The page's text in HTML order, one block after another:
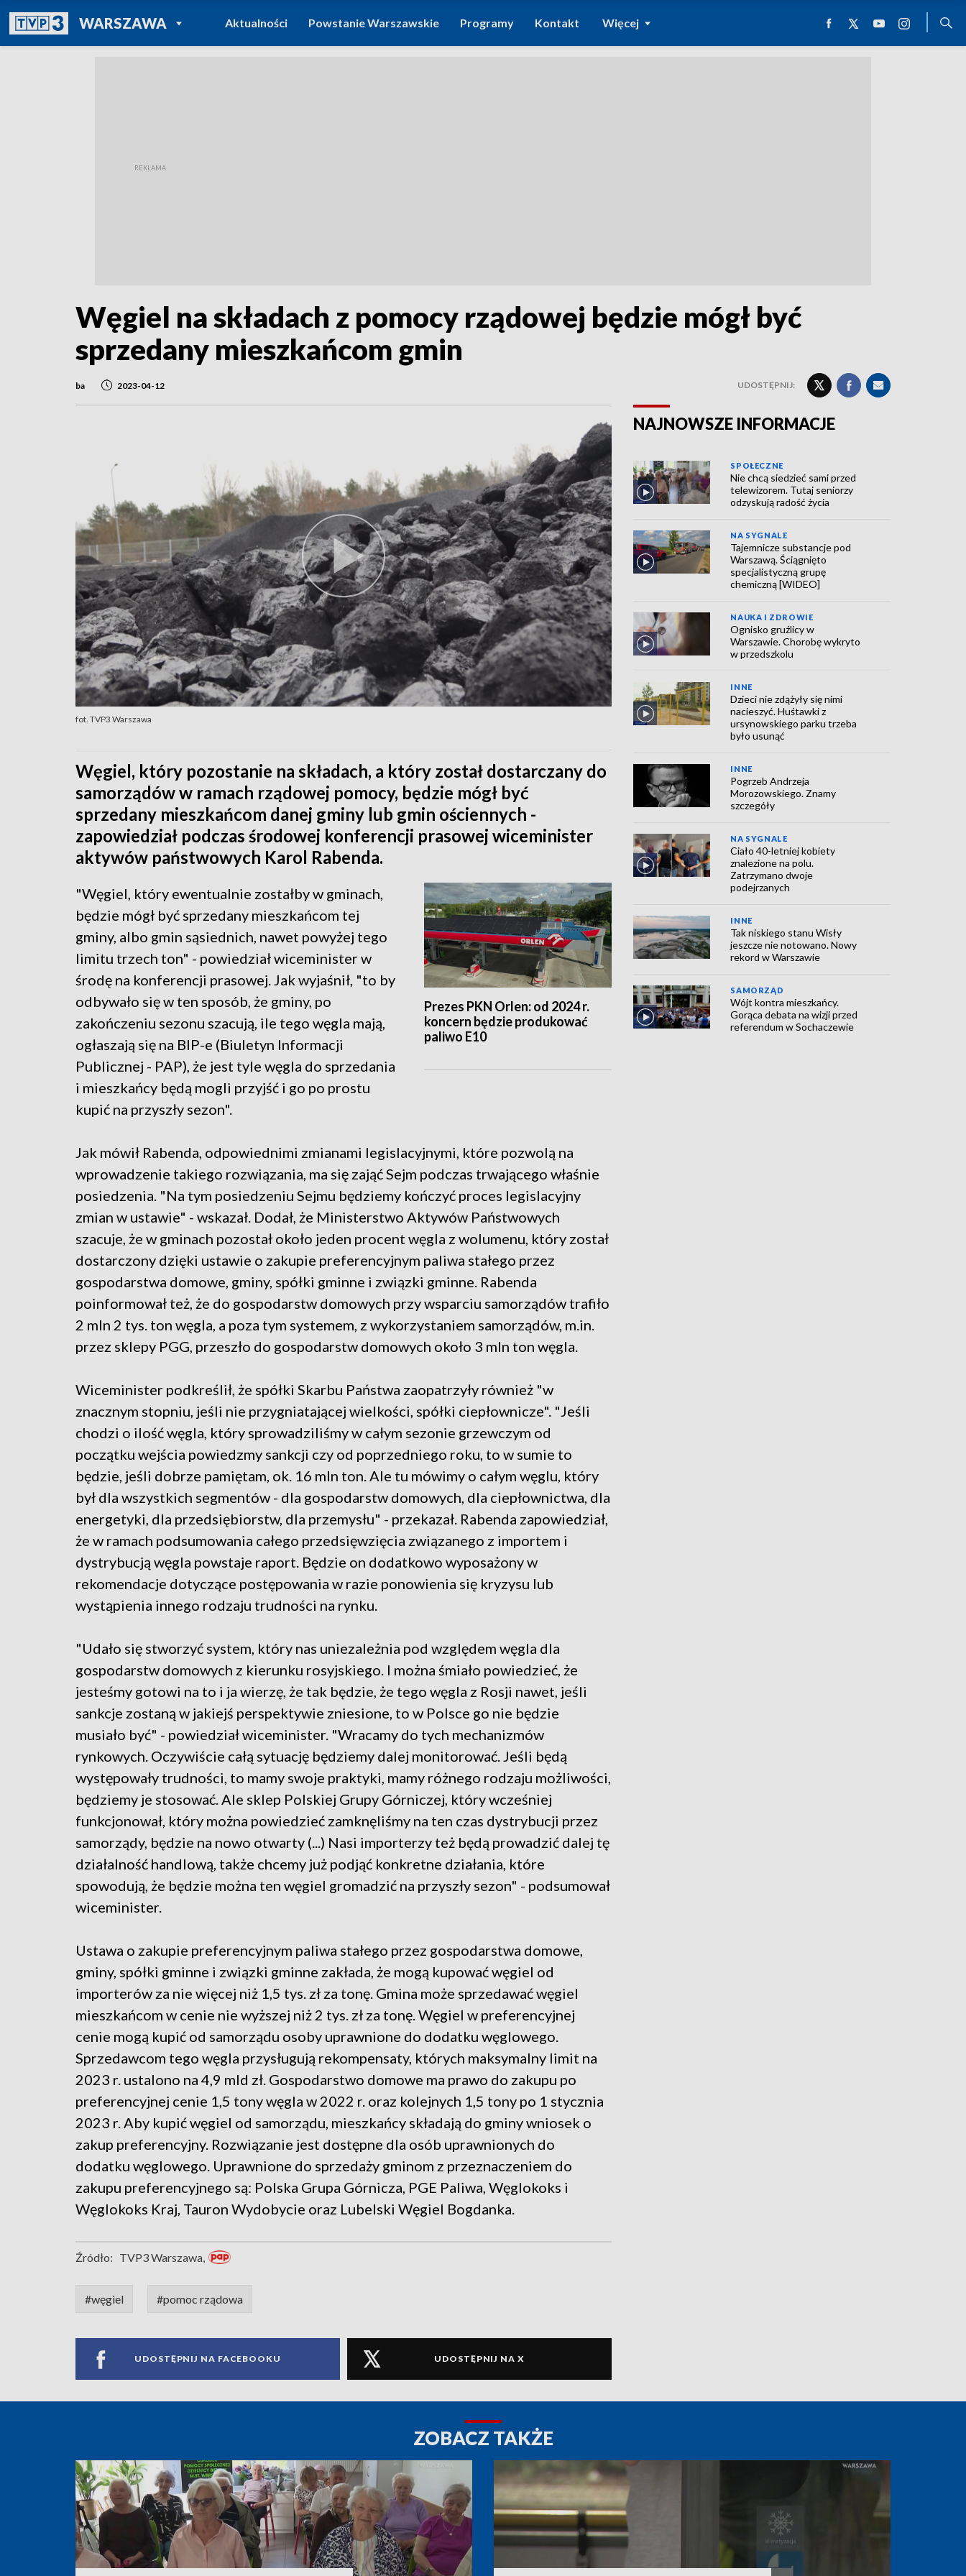
WARSZAWAPOWRÓT DO
TVP REGIONY
Aktualności Powstanie Warszawskie Programy Kontakt Więcej
Węgiel na składach z pomocy rządowej będzie mógł być
sprzedany mieszkańcom gmin
ba 2023-04-12 UDOSTĘPNIJ:
fot. TVP3 Warszawa
Węgiel, który pozostanie na składach, a który został dostarczany do
samorządów w ramach rządowej pomocy, będzie mógł być
sprzedany mieszkańcom danej gminy lub gmin ościennych -
zapowiedział podczas środowej konferencji prasowej wiceminister
aktywów państwowych Karol Rabenda.
Prezes PKN Orlen: od 2024 r.
koncern będzie produkować
paliwo E10
"Węgiel, który ewentualnie zostałby w gminach,
będzie mógł być sprzedany mieszkańcom tej
gminy, albo gmin sąsiednich, nawet powyżej tego
limitu trzech ton" - powiedział wiceminister w
środę na konferencji prasowej. Jak wyjaśnił, "to by
odbywało się w ten sposób, że gminy, po
zakończeniu sezonu szacują, ile tego węgla mają,
ogłaszają się na BIP-e (Biuletyn Informacji
Publicznej - PAP), że jest tyle węgla do sprzedania
i mieszkańcy będą mogli przyjść i go po prostu
kupić na przyszły sezon".
Jak mówił Rabenda, odpowiednimi zmianami legislacyjnymi, które pozwolą na
wprowadzenie takiego rozwiązania, ma się zająć Sejm podczas trwającego właśnie
posiedzenia. "Na tym posiedzeniu Sejmu będziemy kończyć proces legislacyjny
zmian w ustawie" - wskazał. Dodał, że Ministerstwo Aktywów Państwowych
szacuje, że w gminach pozostał około jeden procent węgla z wolumenu, który został
dostarczony dzięki ustawie o zakupie preferencyjnym paliwa stałego przez
gospodarstwa domowe, gminy, spółki gminne i związki gminne. Rabenda
poinformował też, że do gospodarstw domowych przy wsparciu samorządów trafiło
2 mln 2 tys. ton węgla, a poza tym systemem, z wykorzystaniem samorządów, m.in.
przez sklepy PGG, przeszło do gospodarstw domowych około 3 mln ton węgla.
Wiceminister podkreślił, że spółki Skarbu Państwa zaopatrzyły również "w
znacznym stopniu, jeśli nie przygniatającej wielkości, spółki ciepłownicze". "Jeśli
chodzi o ilość węgla, który sprowadziliśmy w całym sezonie grzewczym od
początku wejścia powiedzmy sankcji czy od poprzedniego roku, to w sumie to
będzie, jeśli dobrze pamiętam, ok. 16 mln ton. Ale tu mówimy o całym węglu, który
był dla wszystkich segmentów - dla gospodarstw domowych, dla ciepłownictwa, dla
energetyki, dla przedsiębiorstw, dla przemysłu" - przekazał. Rabenda zapowiedział,
że w ramach podsumowania całego przedsięwzięcia związanego z importem i
dystrybucją węgla powstaje raport. Będzie on dodatkowo wyposażony w
rekomendacje dotyczące postępowania w razie ponowienia się kryzysu lub
wystąpienia innego rodzaju trudności na rynku.
"Udało się stworzyć system, który nas uniezależnia pod względem węgla dla
gospodarstw domowych z kierunku rosyjskiego. I można śmiało powiedzieć, że
jesteśmy gotowi na to i ja wierzę, że tak będzie, że tego węgla z Rosji nawet, jeśli
sankcje zostaną w jakiejś perspektywie zniesione, to w Polsce go nie będzie
musiało być" - powiedział wiceminister. "Wracamy do tych mechanizmów
rynkowych. Oczywiście całą sytuację będziemy dalej monitorować. Jeśli będą
występowały trudności, to mamy swoje praktyki, mamy różnego rodzaju możliwości,
będziemy je stosować. Ale sklep Polskiej Grupy Górniczej, który wcześniej
funkcjonował, który można powiedzieć zamknęliśmy na ten czas dystrybucji przez
samorządy, będzie na nowo otwarty (...) Nasi importerzy też będą prowadzić dalej tę
działalność handlową, także chcemy już podjąć konkretne działania, które
spowodują, że będzie można ten węgiel gromadzić na przyszły sezon" - podsumował
wiceminister.
Ustawa o zakupie preferencyjnym paliwa stałego przez gospodarstwa domowe,
gminy, spółki gminne i związki gminne zakłada, że mogą kupować węgiel od
importerów za nie więcej niż 1,5 tys. zł za tonę. Gmina może sprzedawać węgiel
mieszkańcom w cenie nie wyższej niż 2 tys. zł za tonę. Węgiel w preferencyjnej
cenie mogą kupić od samorządu osoby uprawnione do dodatku węglowego.
Sprzedawcom tego węgla przysługują rekompensaty, których maksymalny limit na
2023 r. ustalono na 4,9 mld zł. Gospodarstwo domowe ma prawo do zakupu po
preferencyjnej cenie 1,5 tony węgla w 2022 r. oraz kolejnych 1,5 tony po 1 stycznia
2023 r. Aby kupić węgiel od samorządu, mieszkańcy składają do gminy wniosek o
zakup preferencyjny. Rozwiązanie jest dostępne dla osób uprawnionych do
dodatku węglowego. Uprawnione do sprzedaży gminom z przeznaczeniem do
zakupu preferencyjnego są: Polska Grupa Górnicza, PGE Paliwa, Węglokoks i
Węglokoks Kraj, Tauron Wydobycie oraz Lubelski Węgiel Bogdanka.
Źródło: TVP3 Warszawa,
#węgiel #pomoc rządowa
UDOSTĘPNIJ NA FACEBOOKU UDOSTĘPNIJ NA X
NAJNOWSZE INFORMACJE
SPOŁECZNE
Nie chcą siedzieć sami przed
telewizorem. Tutaj seniorzy
odzyskują radość życia
NA SYGNALE
Tajemnicze substancje pod
Warszawą. Ściągnięto
specjalistyczną grupę
chemiczną [WIDEO]
NAUKA I ZDROWIE
Ognisko gruźlicy w
Warszawie. Chorobę wykryto
w przedszkolu
INNE
Dzieci nie zdążyły się nimi
nacieszyć. Huśtawki z
ursynowskiego parku trzeba
było usunąć
INNE
Pogrzeb Andrzeja
Morozowskiego. Znamy
szczegóły
NA SYGNALE
Ciało 40-letniej kobiety
znalezione na polu.
Zatrzymano dwoje
podejrzanych
INNE
Tak niskiego stanu Wisły
jeszcze nie notowano. Nowy
rekord w Warszawie
SAMORZĄD
Wójt kontra mieszkańcy.
Gorąca debata na wizji przed
referendum w Sochaczewie
ZOBACZ TAKŻE